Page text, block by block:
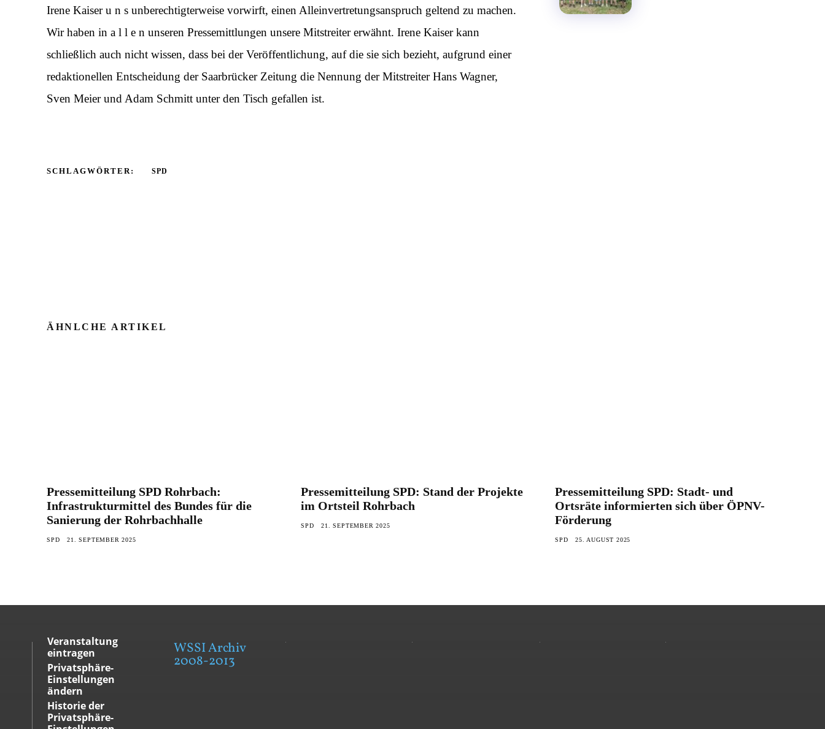
Irene Kaiser u n s unberechtigterweise vorwirft, einen Alleinvertretungsanspruch geltend zu machen.
Wir haben in a l l e n unseren Pressemittlungen unsere Mitstreiter erwähnt. Irene Kaiser kann
schließlich auch nicht wissen, dass bei der Veröffentlichung, auf die sie sich bezieht, aufgrund einer
redaktionellen Entscheidung der Saarbrücker Zeitung die Nennung der Mitstreiter Hans Wagner,
Sven Meier und Adam Schmitt unter den Tisch gefallen ist.
SCHLAGWÖRTER: SPD
ÄHNLCHE ARTIKEL
Pressemitteilung SPD Rohrbach:
Infrastrukturmittel des Bundes für die
Sanierung der Rohrbachhalle
SPD 21. SEPTEMBER 2025
Pressemitteilung SPD: Stand der Projekte
im Ortsteil Rohrbach
SPD 21. SEPTEMBER 2025
Pressemitteilung SPD: Stadt- und
Ortsräte informierten sich über ÖPNV-
Förderung
SPD 25. AUGUST 2025
Veranstaltung
eintragen
Privatsphäre-
Einstellungen
ändern
Historie der
Privatsphäre-
WSSI Archiv
2008-2013